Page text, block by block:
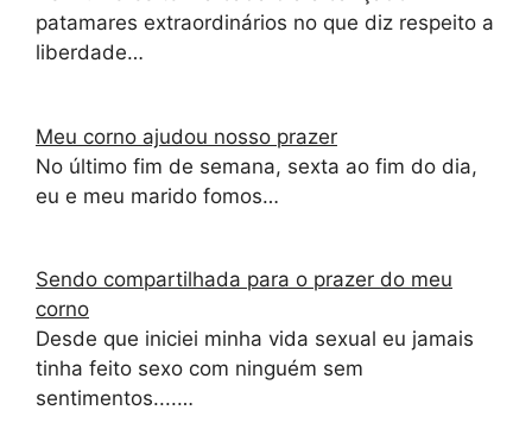
patamares extraordinários no que diz respeito a
liberdade…
Meu corno ajudou nosso prazer
No último fim de semana, sexta ao fim do dia,
eu e meu marido fomos…
Sendo compartilhada para o prazer do meu
corno
Desde que iniciei minha vida sexual eu jamais
tinha feito sexo com ninguém sem
sentimentos....…